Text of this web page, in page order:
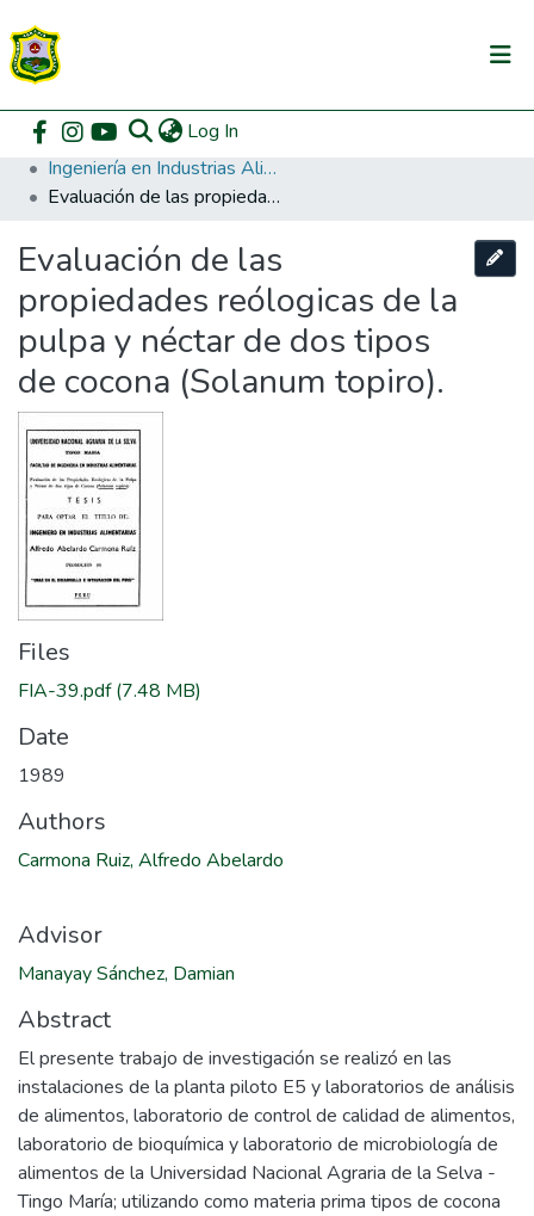
Log In
Communities & Collections
All of DSpace
Home Pregrado
Ingeniería en Industrias Alimentarias
Evaluación de las propiedades reólogicas de la pulpa y néctar de dos tipos de cocona (Solanum topiro).
Evaluación de las
propiedades reólogicas de la
pulpa y néctar de dos tipos
de cocona (Solanum topiro).
Files
FIA-39.pdf(7.48 MB)
Date
1989
Authors
Carmona Ruiz, Alfredo Abelardo
Advisor
Manayay Sánchez, Damian
Abstract
El presente trabajo de investigación se realizó en las
instalaciones de la planta piloto E5 y laboratorios de análisis
de alimentos, laboratorio de control de calidad de alimentos,
laboratorio de bioquímica y laboratorio de microbiología de
alimentos de la Universidad Nacional Agraria de la Selva -
Tingo María; utilizando como materia prima tipos de cocona